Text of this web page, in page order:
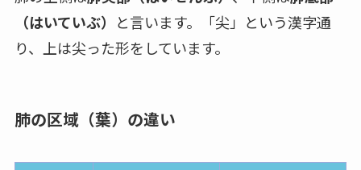
（はいていぶ） と言います。「尖」という漢字通
り、上は尖った形をしています。
肺の区域（葉）の違い